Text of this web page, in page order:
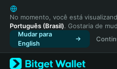
English
日本語
Tiếng Việt
Русский
Español (Latinoamérica)
Türkçe
No momento, você está
Português (Brasil). Gostaria de
Mudar para
English